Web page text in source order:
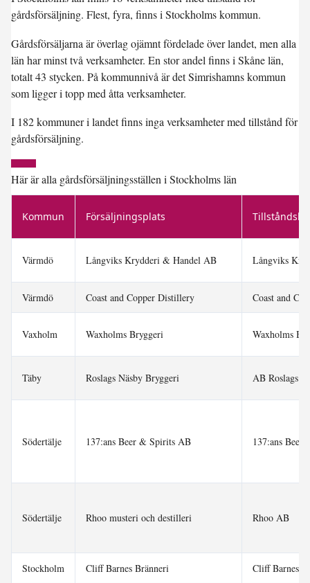
gårdsförsäljning. Flest, fyra, finns i Stockholms kommun.
Gårdsförsäljarna är överlag ojämnt fördelade över landet, men alla
län har minst två verksamheter. En stor andel finns i Skåne län,
totalt 43 stycken. På kommunnivå är det Simrishamns kommun
som ligger i topp med åtta verksamheter.
I 182 kommuner i landet finns inga verksamheter med tillstånd för
gårdsförsäljning.
Här är alla gårdsförsäljningsställen i Stockholms län
Kommun Försäljningsplats
Värmdö Långviks Krydderi & Handel AB Långviks
Värmdö Coast and Copper Distillery Coast and
Vaxholm Waxholms Bryggeri Waxholms
Täby Roslags Näsby Bryggeri AB Roslags
Södertälje 137:ans Beer & Spirits AB 137:ans
Södertälje Rhoo musteri och destilleri Rhoo AB
Stockholm Cliff Barnes Bränneri Cliff Barnes